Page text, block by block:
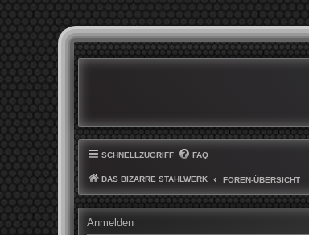
SCHNELLZUGRIFF FAQ
DAS BIZARRE STAHLWERK FOREN-ÜBERSICHT
Anmelden